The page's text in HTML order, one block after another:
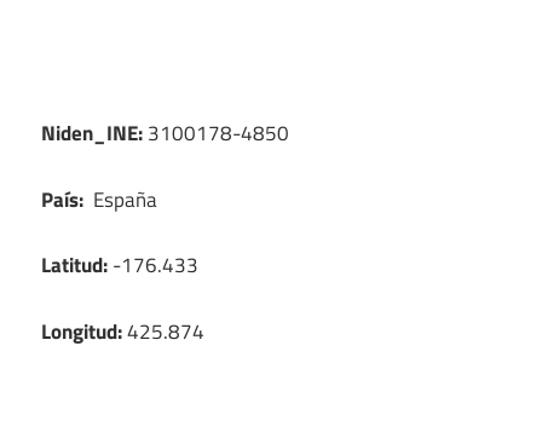
Niden_INE:3100178-4850
País: España
Latitud:-176.433
Longitud:425.874